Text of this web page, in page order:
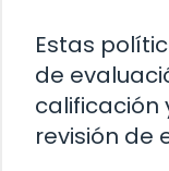
Estas
de
calificación
revisión de